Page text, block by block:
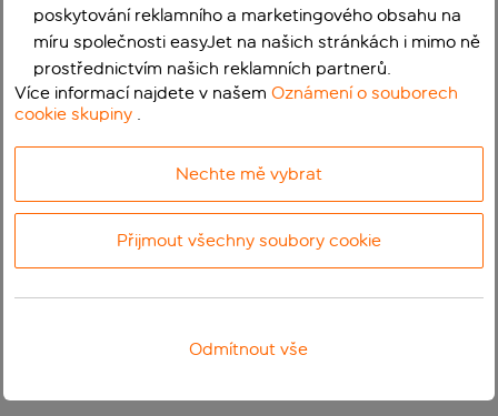
poskytování reklamního a marketingového obsahu na
míru společnosti easyJet na našich stránkách i mimo ně
prostřednictvím našich reklamních partnerů.
Více informací najdete v našemOznámení o souborech
cookie skupiny .
Nechte mě vybrat
Přijmout všechny soubory cookie
Odmítnout vše